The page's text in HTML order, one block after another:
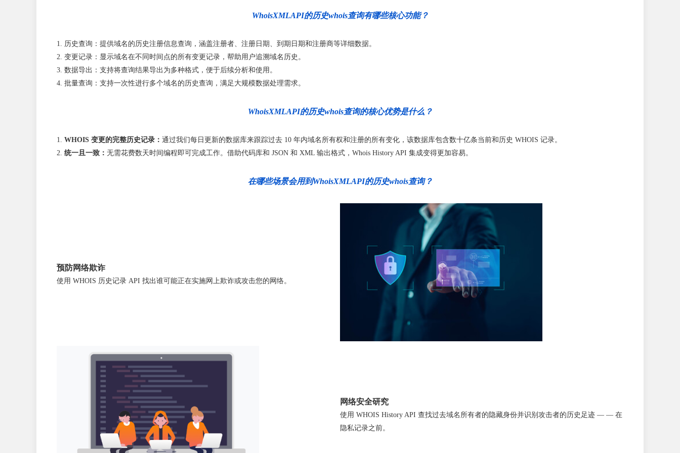
WhoisXMLAPI的历史whois查询有哪些核心功能？
历史查询：提供域名的历史注册信息查询，涵盖注册者、注册日期、到期日期和注册商等详细数据。
变更记录：显示域名在不同时间点的所有变更记录，帮助用户追溯域名历史。
数据导出：支持将查询结果导出为多种格式，便于后续分析和使用。
批量查询：支持一次性进行多个域名的历史查询，满足大规模数据处理需求。
WhoisXMLAPI的历史whois查询的核心优势是什么？
WHOIS 变更的完整历史记录： 通过我们每日更新的数据库来跟踪过去 10 年内域名所有权和注册的所有变化，该数据库包含数十亿条当前和历史 WHOIS 记录。
统一且一致： 无需花费数天时间编程即可完成工作。借助代码库和 JSON 和 XML 输出格式，Whois History API 集成变得更加容易。
在哪些场景会用到WhoisXMLAPI的历史whois查询？
预防网络欺诈
使用 WHOIS 历史记录 API 找出谁可能正在实施网上欺诈或攻击您的网络。
网络安全研究
使用 WHOIS History API 查找过去域名所有者的隐藏身份并识别攻击者的历史足迹 — — 在
隐私记录之前。